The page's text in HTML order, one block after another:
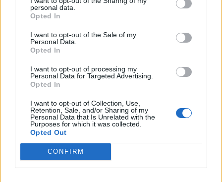
personal data.
Opted In
I want to opt-out of the Sale of my
Personal Data.
Opted In
I want to opt-out of processing my
Personal Data for Targeted Advertising.
Opted In
I want to opt-out of Collection, Use,
Retention, Sale, and/or Sharing of my
Personal Data that Is Unrelated with the
Purposes for which it was collected.
Opted Out
CONFIRM
GAZDASÁG
elnökről: elfogadta a felkérést Baka András
Egy közös fényképet is közzétett a miniszterelnök.